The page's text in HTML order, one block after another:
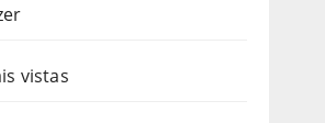
vistas